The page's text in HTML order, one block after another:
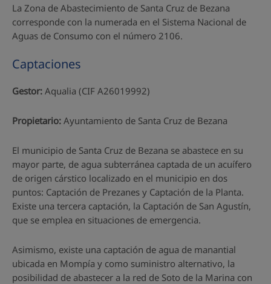
La Zona de Abastecimiento de Santa Cruz de Bezana
corresponde con la numerada en el Sistema Nacional de
Aguas de Consumo con el número 2106.
Captaciones
Gestor: Aqualia (CIF A26019992)
Propietario: Ayuntamiento de Santa Cruz de Bezana
El municipio de Santa Cruz de Bezana se abastece en su
mayor parte, de agua subterránea captada de un acuífero
de origen cárstico localizado en el municipio en dos
puntos: Captación de Prezanes y Captación de la Planta.
Existe una tercera captación, la Captación de San Agustín,
que se emplea en situaciones de emergencia.
Asimismo, existe una captación de agua de manantial
ubicada en Mompía y como suministro alternativo, la
posibilidad de abastecer a la red de Soto de la Marina con